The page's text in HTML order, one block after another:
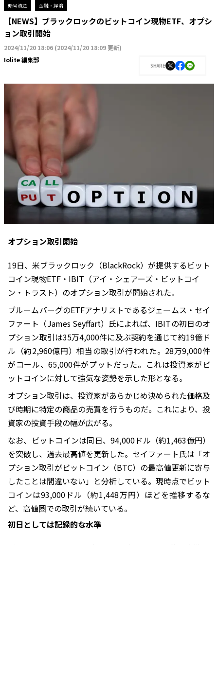
暗号資産 金融・経済
【NEWS】ブラックロックのビットコイン現物ETF、オプシ
ョン取引開始
2024/11/20 18:06 (2024/11/20 18:09 更新)
Iolite 編集部
SHARE
オプション取引開始
19日、米ブラックロック（BlackRock）が提供するビット
コイン現物ETF・IBIT（アイ・シェアーズ・ビットコイ
ン・トラスト）のオプション取引が開始された。
ブルームバーグのETFアナリストであるジェームス・セイ
ファート（James Seyffart）氏によれば、IBITの初日のオ
プション取引は35万4,000件に及ぶ契約を通じて約19億ド
ル（約2,960億円）相当の取引が行われた。28万9,000件
がコール、65,000件がプットだった。これは投資家がビ
ットコインに対して強気な姿勢を示した形となる。
オプション取引は、投資家があらかじめ決められた価格及
び時期に特定の商品の売買を行うものだ。これにより、投
資家の投資手段の幅が広がる。
なお、ビットコインは同日、94,000ドル（約1,463億円）
を突破し、過去最高値を更新した。セイファート氏は「オ
プション取引がビットコイン（BTC）の最高値更新に寄与
したことは間違いない」と分析している。現時点でビット
コインは93,000ドル（約1,448万円）ほどを推移するな
ど、高値圏での取引が続いている。
初日としては記録的な水準
ビットコイン現物ETFは初日の取引として記録的な水準に